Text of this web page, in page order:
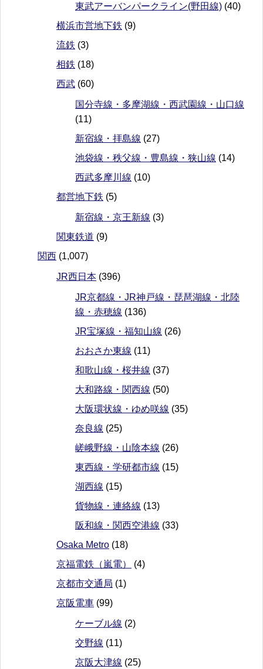
東武アーバンパークライン(野田線) (40)
横浜市営地下鉄 (9)
流鉄 (3)
相鉄 (18)
西武 (60)
国分寺線・多摩湖線・西武園線・山口線
(11)
新宿線・拝島線 (27)
池袋線・秩父線・豊島線・狭山線 (14)
西武多摩川線 (10)
都営地下鉄 (5)
新宿線・京王新線 (3)
関東鉄道 (9)
関西 (1,007)
JR西日本 (396)
JR京都線・JR神戸線・琵琶湖線・北陸
線・赤穂線 (136)
JR宝塚線・福知山線 (26)
おおさか東線 (11)
和歌山線・桜井線 (37)
大和路線・関西線 (50)
大阪環状線・ゆめ咲線 (35)
奈良線 (25)
嵯峨野線・山陰本線 (26)
東西線・学研都市線 (15)
湖西線 (15)
貨物線・連絡線 (13)
阪和線・関西空港線 (33)
Osaka Metro (18)
京福電鉄（嵐電）
(4)
京都市交通局 (1)
京阪電車 (99)
ケーブル線 (2)
交野線 (11)
京阪大津線 (25)